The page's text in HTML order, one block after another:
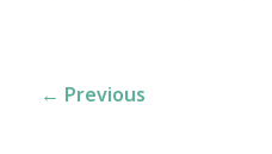
← Previous